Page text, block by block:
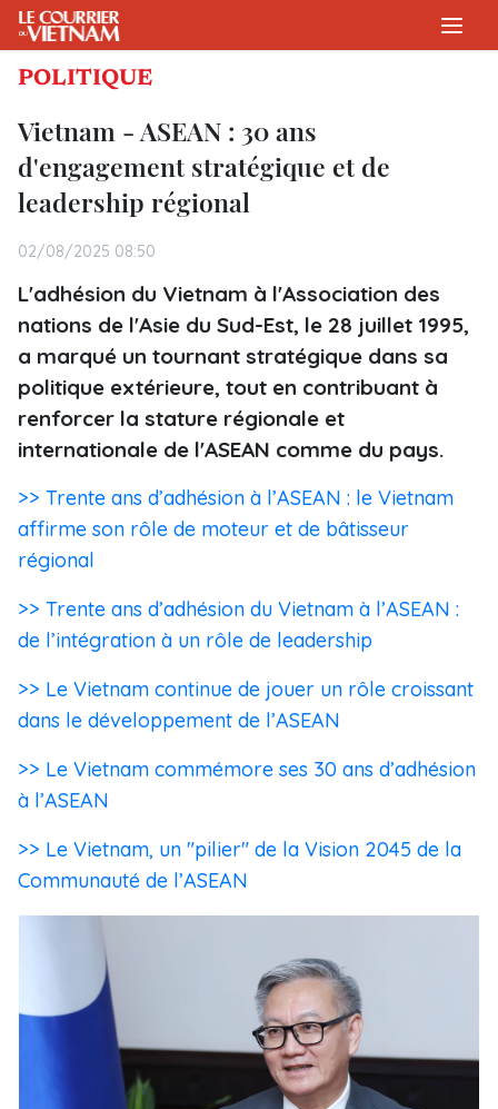
POLITIQUE
Vietnam - ASEAN : 30 ans
d'engagement stratégique et de
leadership régional
02/08/2025 08:50
L'adhésion du Vietnam à l'Association des
nations de l'Asie du Sud-Est, le 28 juillet 1995,
a marqué un tournant stratégique dans sa
politique extérieure, tout en contribuant à
renforcer la stature régionale et
internationale de l'ASEAN comme du pays.
>> Trente ans d’adhésion à l’ASEAN : le Vietnam
affirme son rôle de moteur et de bâtisseur
régional
>> Trente ans d’adhésion du Vietnam à l’ASEAN :
de l’intégration à un rôle de leadership
>> Le Vietnam continue de jouer un rôle croissant
dans le développement de l’ASEAN
>> Le Vietnam commémore ses 30 ans d’adhésion
à l’ASEAN
>> Le Vietnam, un "pilier" de la Vision 2045 de la
Communauté de l’ASEAN